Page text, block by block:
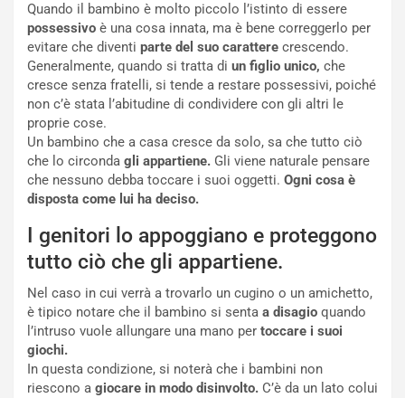
Quando il bambino è molto piccolo l’istinto di essere
possessivo è una cosa innata, ma è bene correggerlo per
evitare che diventi parte del suo carattere crescendo.
Generalmente, quando si tratta di un figlio unico, che
cresce senza fratelli, si tende a restare possessivi, poiché
non c’è stata l’abitudine di condividere con gli altri le
proprie cose.
Un bambino che a casa cresce da solo, sa che tutto ciò
che lo circonda gli appartiene. Gli viene naturale pensare
che nessuno debba toccare i suoi oggetti. Ogni cosa è
disposta come lui ha deciso.
I genitori lo appoggiano e proteggono
tutto ciò che gli appartiene.
Nel caso in cui verrà a trovarlo un cugino o un amichetto,
è tipico notare che il bambino si senta a disagio quando
l’intruso vuole allungare una mano per toccare i suoi
giochi.
In questa condizione, si noterà che i bambini non
riescono a giocare in modo disinvolto. C’è da un lato colui